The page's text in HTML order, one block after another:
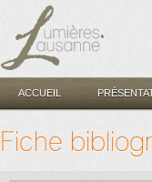
ACCUEIL
Fiche